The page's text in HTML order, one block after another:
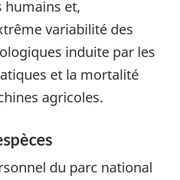
humains et,
variabilité des
induite par les
et la mortalité
agricoles.
du parc national